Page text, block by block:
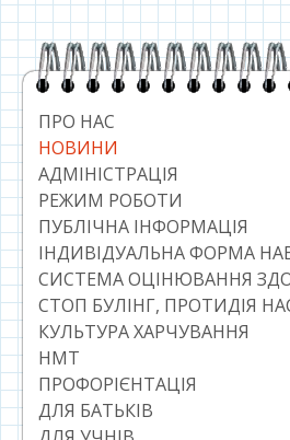
Головний
сайдбар
ПРО НАС
НОВИНИ
АДМІНІСТРАЦІЯ
РЕЖИМ РОБОТИ
ПУБЛІЧНА ІНФОРМАЦІЯ
ІНДИВІДУАЛЬНА ФОРМА
СИСТЕМА ОЦІНЮВАННЯ
СТОП БУЛІНГ, ПРОТИДІЯ
КУЛЬТУРА ХАРЧУВАННЯ
НМТ
ПРОФОРІЄНТАЦІЯ
ДЛЯ БАТЬКІВ